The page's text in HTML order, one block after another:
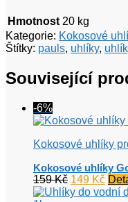
Hmotnost 20 kg
Kategorie: Kokosové
Štítky: pauls, uhlíky,
Související
-6%
Kokosové uhlíky
Kokosové uhlíky
159Kč Původní
cena
149 Kč
cena